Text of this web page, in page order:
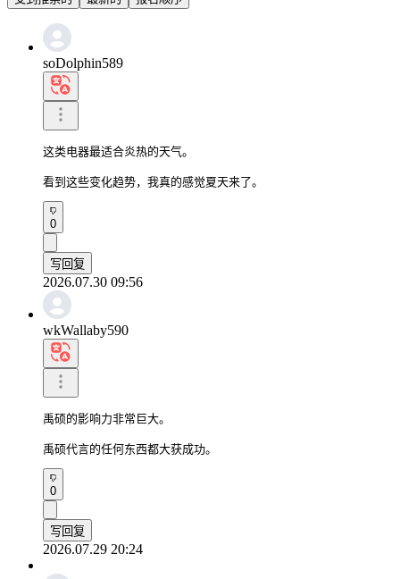
soDolphin589
这类电器最适合炎热的天气。
看到这些变化趋势，我真的感觉夏天来了。
0
写回复
2026.07.30 09:56
wkWallaby590
禹硕的影响力非常巨大。
禹硕代言的任何东西都大获成功。
0
写回复
2026.07.29 20:24